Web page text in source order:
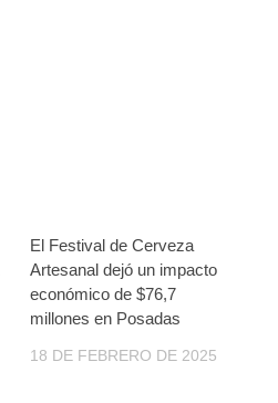
El Festival de Cerveza
Artesanal dejó un impacto
económico de $76,7
millones en Posadas
18 DE FEBRERO DE 2025